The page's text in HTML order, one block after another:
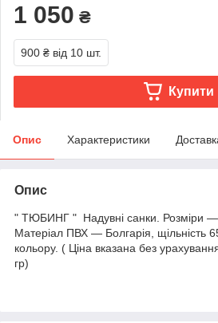
1 050 ₴
900 ₴ від 10 шт.
Купити
Опис Характеристики
Опис
" ТЮБИНГ " Надувні санки. Розміри —
Матеріал ПВХ — Болгарія, щільність
кольору. ( Ціна вказана без
гр)